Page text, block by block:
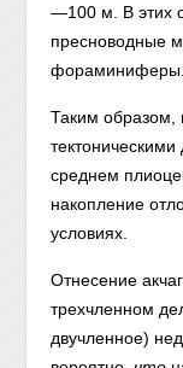
—100 м. В этих
пресноводные
фораминиферы.
Таким образом,
среднем
накопление
условиях.
Отнесение
трехчленном
двучленное)